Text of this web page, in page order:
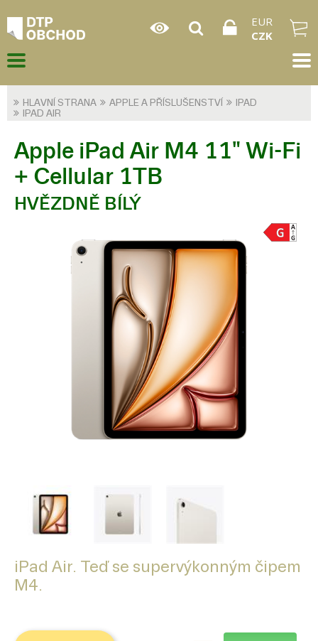
EUR
CZK
HLAVNÍ STRANA APPLE A PŘÍSLUŠENSTVÍ
IPAD
IPAD AIR
Apple iPad Air M4 11" Wi-Fi
+ Cellular 1TB
HVĚZDNĚ BÍLÝ
iPad Air. Teď se supervýkonným čipem
M4.